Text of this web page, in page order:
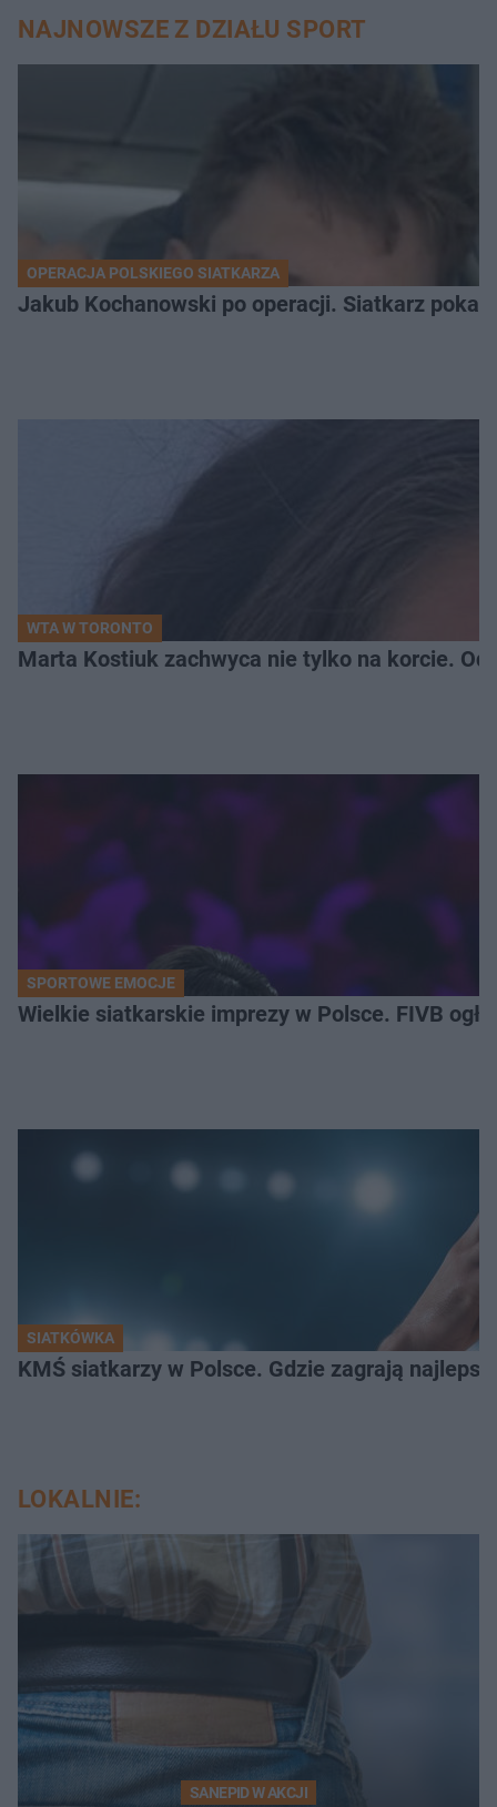
NAJNOWSZE Z DZIAŁU SPORT
OPERACJA POLSKIEGO SIATKARZA
Jakub Kochanowski po operacji. Siatkarz
WTA W TORONTO
Marta Kostiuk zachwyca nie tylko na korcie.
SPORTOWE EMOCJE
Wielkie siatkarskie imprezy w Polsce. FIVB
SIATKÓWKA
KMŚ siatkarzy w Polsce. Gdzie zagrają
LOKALNIE:
SANEPID W AKCJI